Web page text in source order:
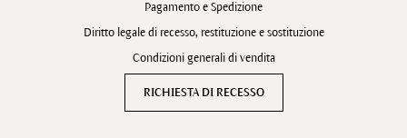
Pagamento e Spedizione
Diritto legale di recesso, restituzione e sostituzione
Condizioni generali di vendita
RICHIESTA DI RECESSO